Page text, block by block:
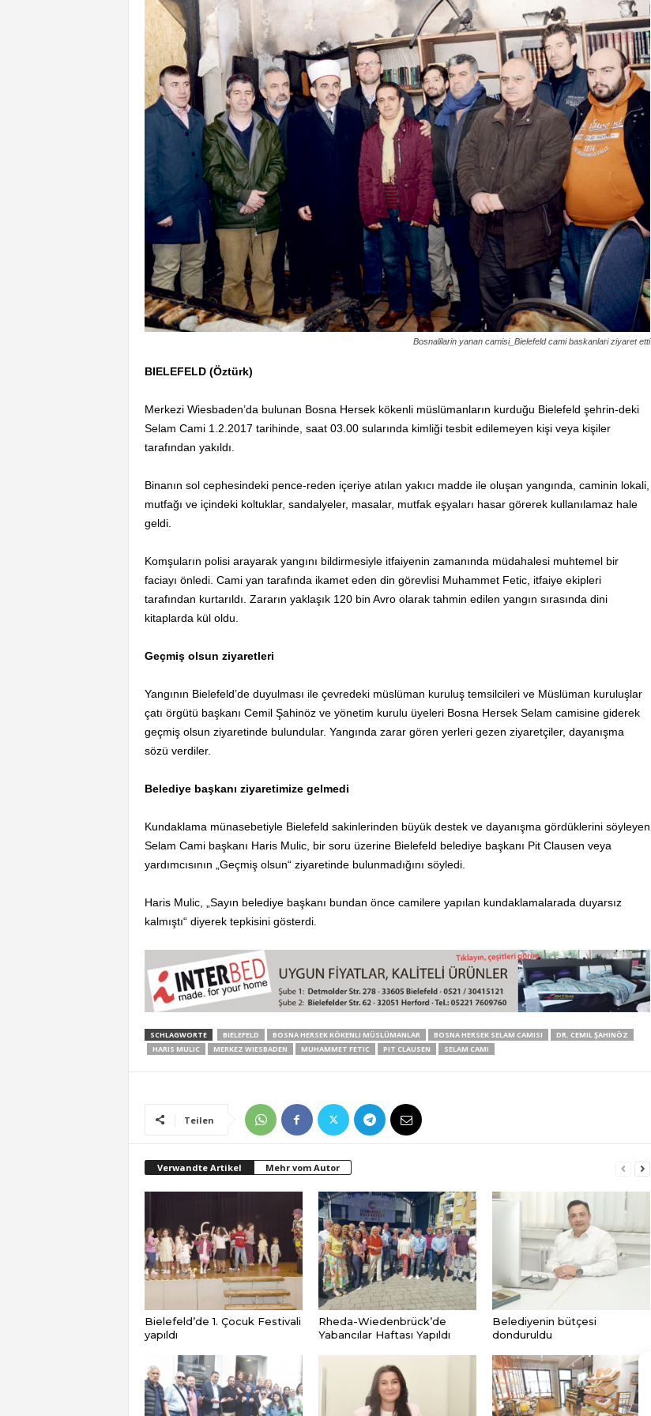
Bosnalilarin yanan camisi_Bielefeld cami baskanlari ziyaret etti
BIELEFELD (Öztürk)
Merkezi Wiesbaden’da bulunan Bosna Hersek kökenli müslümanların kurduğu Bielefeld şehrin-deki
Selam Cami 1.2.2017 tarihinde, saat 03.00 sularında kimliği tesbit edilemeyen kişi veya kişiler
tarafından yakıldı.
Binanın sol cephesindeki pence-reden içeriye atılan yakıcı madde ile oluşan yangında, caminin lokali,
mutfağı ve içindeki koltuklar, sandalyeler, masalar, mutfak eşyaları hasar görerek kullanılamaz hale
geldi.
Komşuların polisi arayarak yangını bildirmesiyle itfaiyenin zamanında müdahalesi muhtemel bir
faciayı önledi. Cami yan tarafında ikamet eden din görevlisi Muhammet Fetic, itfaiye ekipleri
tarafından kurtarıldı. Zararın yaklaşık 120 bin Avro olarak tahmin edilen yangın sırasında dini
kitaplarda kül oldu.
Geçmiş olsun ziyaretleri
Yangının Bielefeld’de duyulması ile çevredeki müslüman kuruluş temsilcileri ve Müslüman kuruluşlar
çatı örgütü başkanı Cemil Şahinöz ve yönetim kurulu üyeleri Bosna Hersek Selam camisine giderek
geçmiş olsun ziyaretinde bulundular. Yangında zarar gören yerleri gezen ziyaretçiler, dayanışma
sözü verdiler.
Belediye başkanı ziyaretimize gelmedi
Kundaklama münasebetiyle Bielefeld sakinlerinden büyük destek ve dayanışma gördüklerini söyleyen
Selam Cami başkanı Haris Mulic, bir soru üzerine Bielefeld belediye başkanı Pit Clausen veya
yardımcısının „Geçmiş olsun“ ziyaretinde bulunmadığını söyledi.
Haris Mulic, „Sayın belediye başkanı bundan önce camilere yapılan kundaklamalarada duyarsız
kalmıştı“ diyerek tepkisini gösterdi.
SCHLAGWORTE BIELEFELD BOSNA HERSEK KÖKENLI MÜSLÜMANLAR BOSNA HERSEK SELAM CAMISI
DR. CEMIL ŞAHINÖZ
HARIS MULIC
MERKEZ WIESBADEN MUHAMMET FETIC PIT CLAUSEN SELAM CAMI
Teilen
Verwandte Artikel Mehr vom Autor
Bielefeld’de 1. Çocuk Festivali
yapıldı
Rheda-Wiedenbrück’de
Yabancılar Haftası Yapıldı
Belediyenin bütçesi
donduruldu